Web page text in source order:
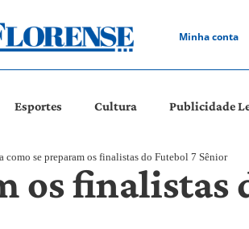
Minha conta
Esportes Cultura Publicidade
como se preparam os finalistas do Futebol 7 Sênior
os finalistas